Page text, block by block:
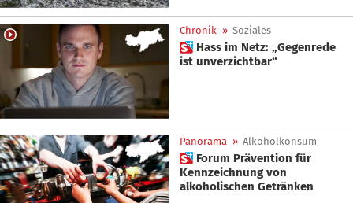
Chronik » Soziales
 Hass im Netz: „Gegenrede
ist unverzichtbar“
Panorama » Alkoholkonsum
 Forum Prävention für
Kennzeichnung von
alkoholischen Getränken